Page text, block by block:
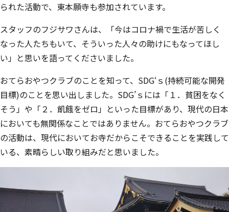
られた活動で、東本願寺も参加されています。
スタッフのフジサワさんは、「今はコロナ禍で生活が苦しく
なった人たちもいて、そういった人々の助けにもなってほし
い」と思いを語ってくださいました。
おてらおやつクラブのことを知って、SDG‘ｓ(持続可能な開発
目標)のことを思い出しました。SDG’ｓには「１．貧困をなく
そう」や「２．飢餓をゼロ」といった目標があり、現代の日本
においても無関係なことではありません。おてらおやつクラブ
の活動は、現代においてお寺だからこそできることを実践して
いる、素晴らしい取り組みだと思いました。